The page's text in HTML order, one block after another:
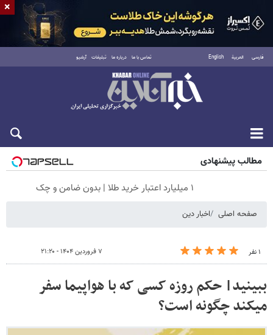
فارسی العربية English تماس با ما درباره ما تبلیغات آرشیو
جمعه ۱۶ مرداد ۱۴۰۵
مطالب پیشنهادی
۱ میلیارد اعتبار خرید طلا | بدون ضامن و چک
صفحه اصلی اخبار دین
۱ نفر ۷ فروردین ۱۴۰۴ - ۲۱:۲۰
ببینید| حکم روزه کسی که با هواپیما سفر
میکند چگونه است؟
×